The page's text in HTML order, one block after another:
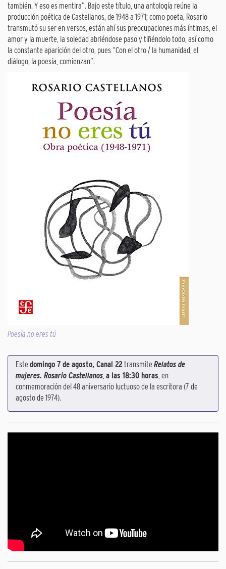
también. Y eso es mentira”. Bajo este título, una antología reúne la
producción poética de Castellanos, de 1948 a 1971; como poeta, Rosario
transmutó su ser en versos, están ahí sus preocupaciones más íntimas, el
amor y la muerte, la soledad abriéndose paso y tiñéndolo todo, así como
la constante aparición del otro, pues “Con el otro / la humanidad, el
diálogo, la poesía, comienzan”.
Poesía no eres tú
Este domingo 7 de agosto, Canal 22transmite Relatos de
mujeres. Rosario Castellanos, a las 18:30 horas, en
conmemoración del 48 aniversario luctuoso de la escritora (7 de
agosto de 1974).